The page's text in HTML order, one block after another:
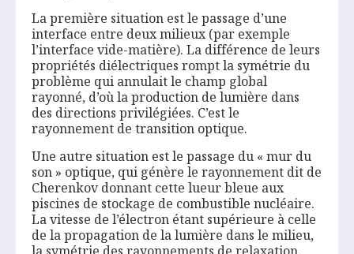
La première situation est le passage d’une
interface entre deux milieux (par exemple
l’interface vide-matière). La différence de leurs
propriétés diélectriques rompt la symétrie du
problème qui annulait le champ global
rayonné, d’où la production de lumière dans
des directions privilégiées. C’est le
rayonnement de transition optique.
Une autre situation est le passage du « mur du
son » optique, qui génère le rayonnement dit de
Cherenkov donnant cette lueur bleue aux
piscines de stockage de combustible nucléaire.
La vitesse de l’électron étant supérieure à celle
de la propagation de la lumière dans le milieu,